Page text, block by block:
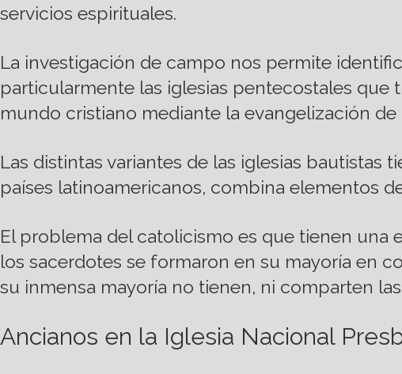
servicios espirituales.
La investigación de campo nos permite
particularmente las iglesias pentecostales que
mundo cristiano mediante la evangelización de
Las distintas variantes de las iglesias
países latinoamericanos, combina elementos
El problema del catolicismo es que tienen una
los sacerdotes se formaron en su mayoría en
su inmensa mayoría no tienen, ni comparten
Ancianos en la Iglesia Nacional